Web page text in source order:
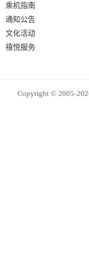
乘机指南
通知公告
文化活动
禧悦服务
Copyright © 2005-